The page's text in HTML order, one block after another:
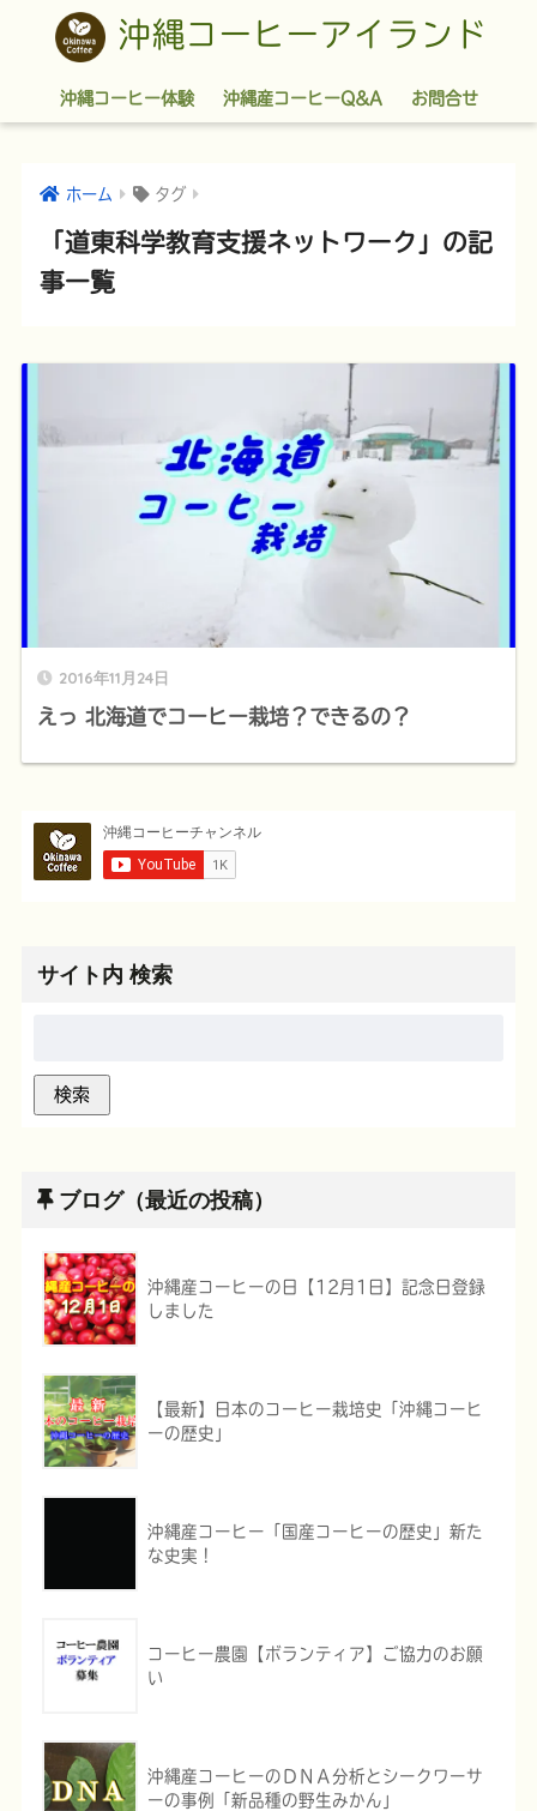
沖縄コーヒーアイランド
沖縄コーヒー体験 沖縄産コーヒーQ&A お問合せ
ホーム タグ
「道東科学教育支援ネットワーク」の記
事一覧
2016年11月24日
えっ 北海道でコーヒー栽培？できるの？
サイト内 検索
ブログ（最近の投稿）
沖縄産コーヒーの日【12月1日】記念日登録
しました
【最新】日本のコーヒー栽培史「沖縄コーヒ
ーの歴史」
沖縄産コーヒー「国産コーヒーの歴史」新た
な史実！
コーヒー農園【ボランティア】ご協力のお願
い
沖縄産コーヒーのＤＮＡ分析とシークワーサ
ーの事例「新品種の野生みかん」